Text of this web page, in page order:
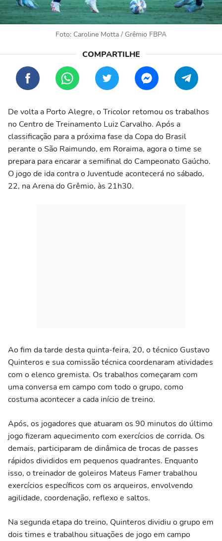
Foto: Caroline Motta / Grêmio FBPA
De volta a Porto Alegre, o Tricolor retomou os trabalhos
no Centro de Treinamento Luiz Carvalho. Após a
classificação para a próxima fase da Copa do Brasil
perante o São Raimundo, em Roraima, agora o time se
prepara para encarar a semifinal do Campeonato Gaúcho.
O jogo de ida contra o Juventude acontecerá no sábado,
22, na Arena do Grêmio, às 21h30.
Ao fim da tarde desta quinta-feira, 20, o técnico Gustavo
Quinteros e sua comissão técnica coordenaram atividades
com o elenco gremista. Os trabalhos começaram com
uma conversa em campo com todo o grupo, como
costuma acontecer a cada início de treino.
Após, os jogadores que atuaram os 90 minutos do último
jogo fizeram aquecimento com exercícios de corrida. Os
demais, participaram de dinâmica de trocas de passes
rápidos divididos em pequenos quadrantes. Enquanto
isso, o treinador de goleiros Mateus Famer trabalhou
exercícios específicos com os arqueiros, envolvendo
agilidade, coordenação, reflexo e saltos.
Na segunda etapa do treino, Quinteros dividiu o grupo em
dois times e trabalhou situações de jogo em campo